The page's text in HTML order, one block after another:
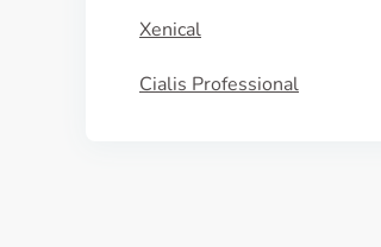
Xenical
Cialis Professional